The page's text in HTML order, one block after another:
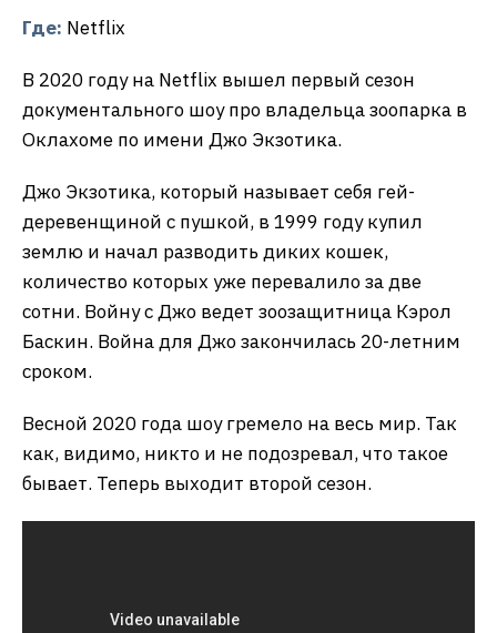
Где: Netflix
В 2020 году на Netflix вышел первый сезон
документального шоу про владельца зоопарка в
Оклахоме по имени Джо Экзотика.
Джо Экзотика, который называет себя гей-
деревенщиной с пушкой, в 1999 году купил
землю и начал разводить диких кошек,
количество которых уже перевалило за две
сотни. Войну с Джо ведет зоозащитница Кэрол
Баскин. Война для Джо закончилась 20-летним
сроком.
Весной 2020 года шоу гремело на весь мир. Так
как, видимо, никто и не подозревал, что такое
бывает. Теперь выходит второй сезон.